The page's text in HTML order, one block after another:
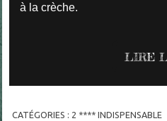
à la crèche.
LIRE
CATÉGORIES : 2 **** INDISPENSABLE